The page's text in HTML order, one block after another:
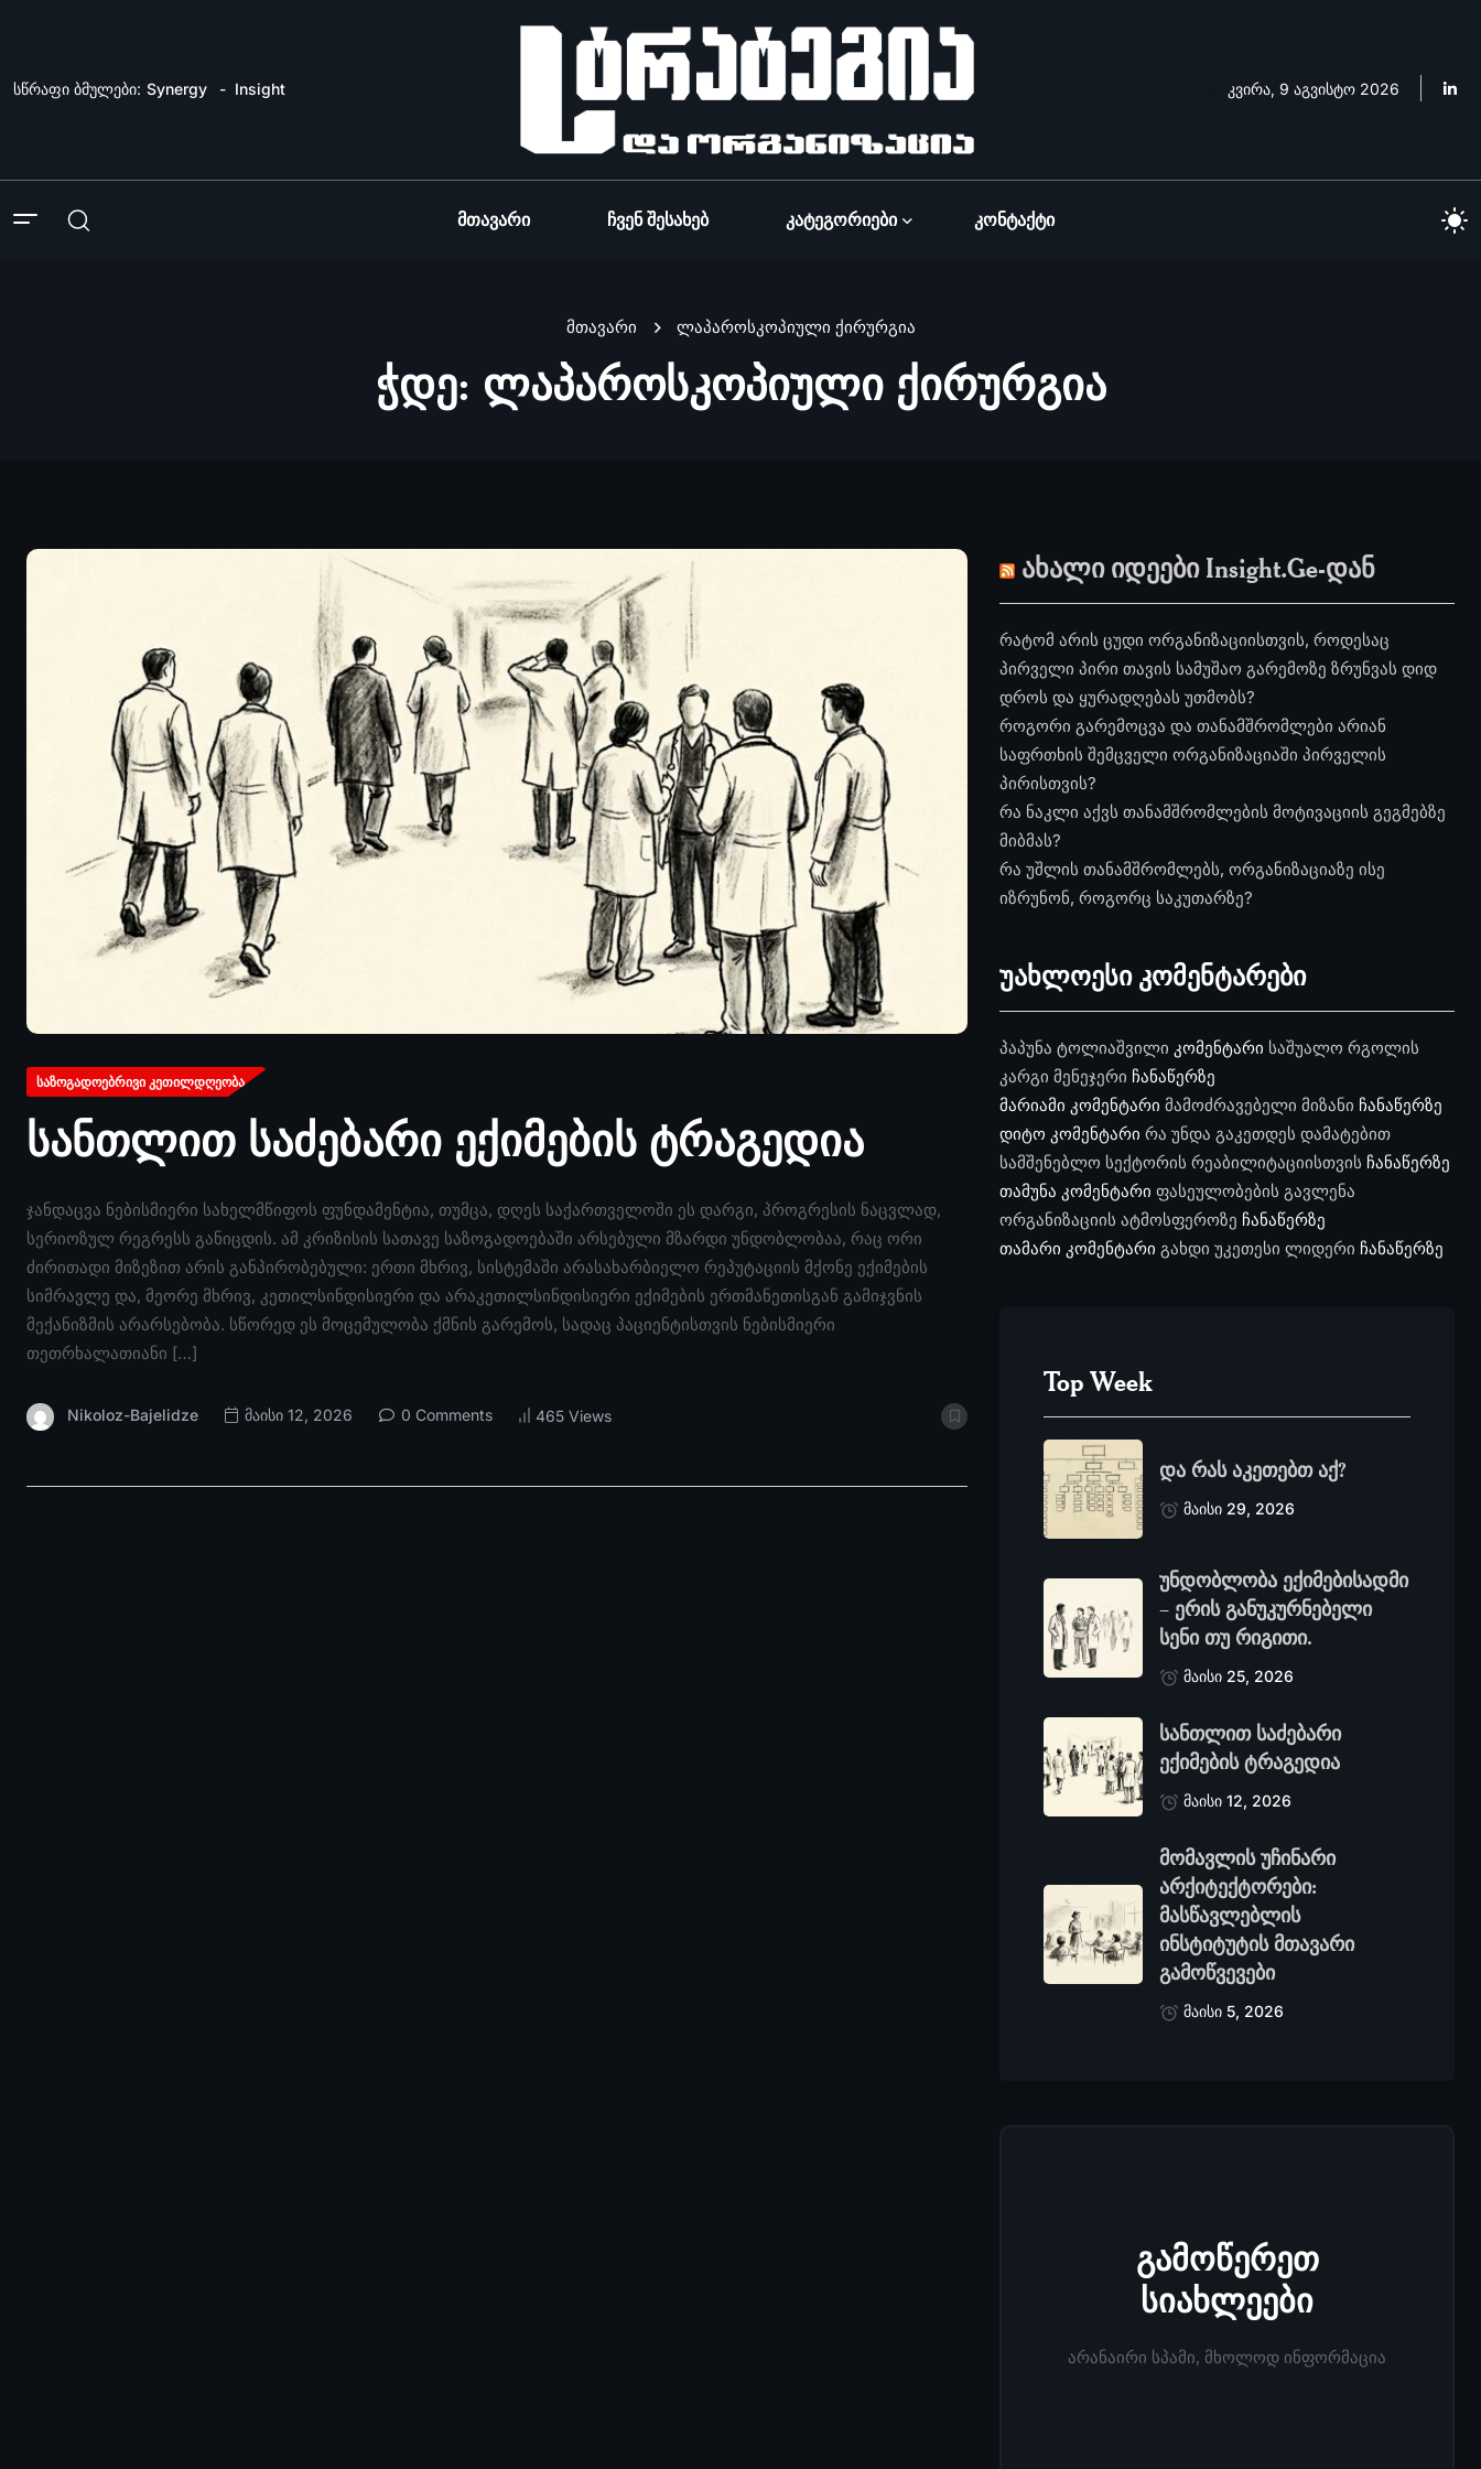
სწრაფი ბმულები: Synergy Insight კვირა, 9 აგვისტო 2026
Მთავარი Ჩვენ Შესახებ Კატეგორიები Კონტაქტი
მთავარი ლაპაროსკოპიული ქირურგია
ჭდე: ლაპაროსკოპიული ქირურგია
ᲡᲐᲖᲝᲒᲐᲓᲝᲔᲑᲠᲘᲕᲘ ᲙᲔᲗᲘᲚᲓᲦᲔᲝᲑᲐ
სანთლით საძებარი ექიმების ტრაგედია
ჯანდაცვა ნებისმიერი სახელმწიფოს ფუნდამენტია, თუმცა, დღეს საქართველოში ეს დარგი, პროგრესის ნაცვლად,
სერიოზულ რეგრესს განიცდის. ამ კრიზისის სათავე საზოგადოებაში არსებული მზარდი უნდობლობაა, რაც ორი
ძირითადი მიზეზით არის განპირობებული: ერთი მხრივ, სისტემაში არასახარბიელო რეპუტაციის მქონე ექიმების
სიმრავლე და, მეორე მხრივ, კეთილსინდისიერი და არაკეთილსინდისიერი ექიმების ერთმანეთისგან გამიჯვნის
მექანიზმის არარსებობა. სწორედ ეს მოცემულობა ქმნის გარემოს, სადაც პაციენტისთვის ნებისმიერი
თეთრხალათიანი […]
Nikoloz-Bajelidze მაისი 12, 2026 0 Comments 465 Views
ახალი იდეები Insight.Ge-დან
რატომ არის ცუდი ორგანიზაციისთვის, როდესაც
პირველი პირი თავის სამუშაო გარემოზე ზრუნვას დიდ
დროს და ყურადღებას უთმობს?
როგორი გარემოცვა და თანამშრომლები არიან
საფრთხის შემცველი ორგანიზაციაში პირველის
პირისთვის?
რა ნაკლი აქვს თანამშრომლების მოტივაციის გეგმებზე
მიბმას?
რა უშლის თანამშრომლებს, ორგანიზაციაზე ისე
იზრუნონ, როგორც საკუთარზე?
უახლოესი კომენტარები
პაპუნა ტოლიაშვილი კომენტარი საშუალო რგოლის
კარგი მენეჯერი ჩანაწერზე
მარიამი კომენტარიმამოძრავებელი მიზანი ჩანაწერზე
დიტო კომენტარირა უნდა გაკეთდეს დამატებით
სამშენებლო სექტორის რეაბილიტაციისთვის ჩანაწერზე
თამუნა კომენტარიფასეულობების გავლენა
ორგანიზაციის ატმოსფეროზე ჩანაწერზე
თამარი კომენტარიგახდი უკეთესი ლიდერი ჩანაწერზე
Top Week
და რას აკეთებთ აქ?
მაისი 29, 2026
უნდობლობა ექიმებისადმი
– ერის განუკურნებელი
სენი თუ რიგითი.
მაისი 25, 2026
სანთლით საძებარი
ექიმების ტრაგედია
მაისი 12, 2026
მომავლის უჩინარი
არქიტექტორები:
მასწავლებლის
ინსტიტუტის მთავარი
გამოწვევები
მაისი 5, 2026
გამოწერეთ
სიახლეები
არანაირი სპამი, მხოლოდ ინფორმაცია